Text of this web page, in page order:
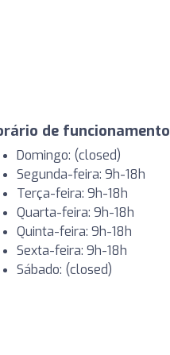
de funcionamento
Domingo: (closed)
Segunda-feira: 9h-18h
Terça-feira: 9h-18h
Quarta-feira: 9h-18h
Quinta-feira: 9h-18h
Sexta-feira: 9h-18h
Sábado: (closed)